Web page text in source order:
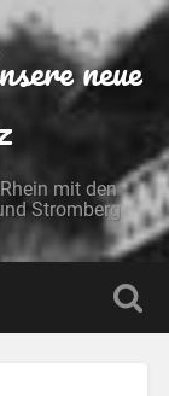
neue
mit den
Stromberg